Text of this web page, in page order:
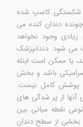
شکستگی کاسپ شده
دندان کنده می
زیادی وجود نخواهد
می شود. دندانپزشک
یا ممکن است اینله
سرامیکی باشد و بخش
یک پوشش کامل نیست.
آنها از پر شدگی های
نقطه میانی بین
بخشی از سطح دندان